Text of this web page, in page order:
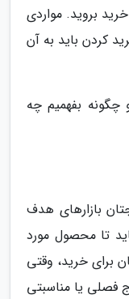
بروید. مواردی
کردن باید به آن
چگونه بفهمیم چه
بازارهای هدف
تا محصول مورد
برای خرید، وقتی
فصلی یا مناسبتی